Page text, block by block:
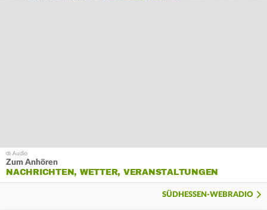
Zum Anhören
NACHRICHTEN, WETTER, VERANSTALTUNGEN
SÜDHESSEN-WEBRADIO